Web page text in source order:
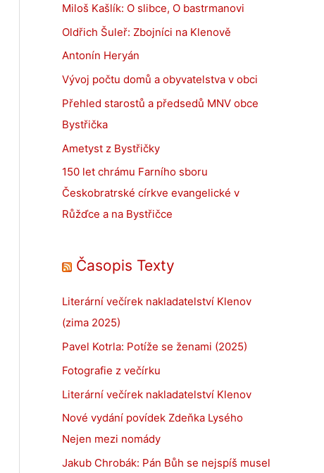
Miloš Kašlík: O slibce, O bastrmanovi
Oldřich Šuleř: Zbojníci na Klenově
Antonín Heryán
Vývoj počtu domů a obyvatelstva v obci
Přehled starostů a předsedů MNV obce
Bystřička
Ametyst z Bystřičky
150 let chrámu Farního sboru
Českobratrské církve evangelické v
Růžďce a na Bystřičce
Časopis Texty
Literární večírek nakladatelství Klenov
(zima 2025)
Pavel Kotrla: Potíže se ženami (2025)
Fotografie z večírku
Literární večírek nakladatelství Klenov
Nové vydání povídek Zdeňka Lysého
Nejen mezi nomády
Jakub Chrobák: Pán Bůh se nejspíš musel